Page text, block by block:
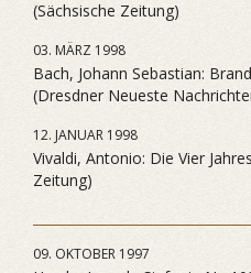
(Sächsische Zeitung)
03. MÄRZ 1998
Bach, Johann Sebastian:
(Dresdner Neueste
12. JANUAR 1998
Vivaldi, Antonio: Die Vier
Zeitung)
09. OKTOBER 1997